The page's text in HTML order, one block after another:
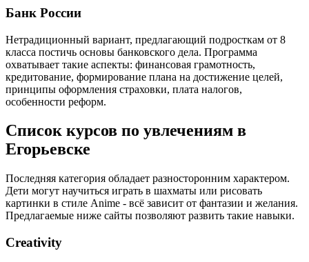
Банк России
Нетрадиционный вариант, предлагающий подросткам от 8
класса постичь основы банковского дела. Программа
охватывает такие аспекты: финансовая грамотность,
кредитование, формирование плана на достижение целей,
принципы оформления страховки, плата налогов,
особенности реформ.
Список курсов по увлечениям в
Егорьевске
Последняя категория обладает разносторонним характером.
Дети могут научиться играть в шахматы или рисовать
картинки в стиле Anime - всё зависит от фантазии и желания.
Предлагаемые ниже сайты позволяют развить такие навыки.
Creativity